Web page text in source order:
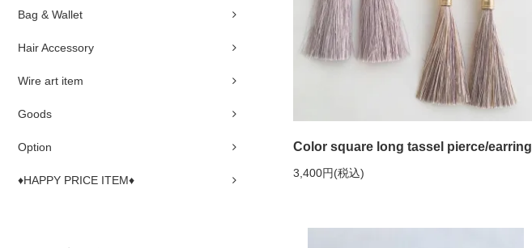
Bag & Wallet
Hair Accessory
Wire art item
Goods
Option
♦HAPPY PRICE ITEM♦
Color square long tassel pierce/earring
3,400円(税込)